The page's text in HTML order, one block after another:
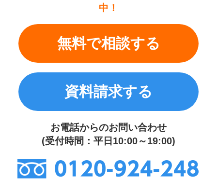
中！
無料で相談する
資料請求する
お電話からのお問い合わせ
(受付時間：平日10:00～19:00)
0120-924-248